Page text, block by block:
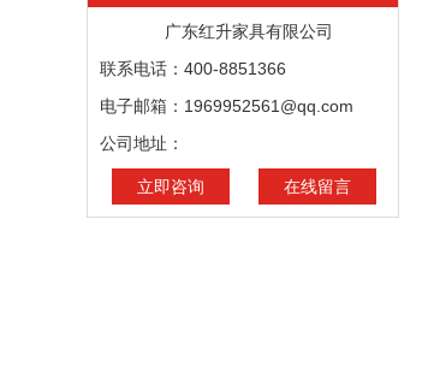
广东红升家具有限公司
联系电话：400-8851366
电子邮箱：1969952561@qq.com
公司地址：
立即咨询 在线留言